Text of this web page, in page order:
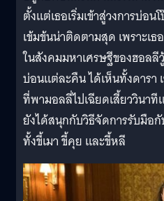
ตั้งแต่เธอเริ่มเข้าสู่วงการบ่อ
เข้มข้นน่าติดตามสุด เพราะเธ
ในสังคมมหาเศรษฐีของฮอล
บ่อนแต่ละคืน ได้เห็นทั้งดารา
ที่พามอลลี่ไปเฉียดเสี้ยววินาที
ยังได้สนุกกับวิธีจัดการรับมือ
ทั้งขี้เมา ขี้คุย และขี้หลี